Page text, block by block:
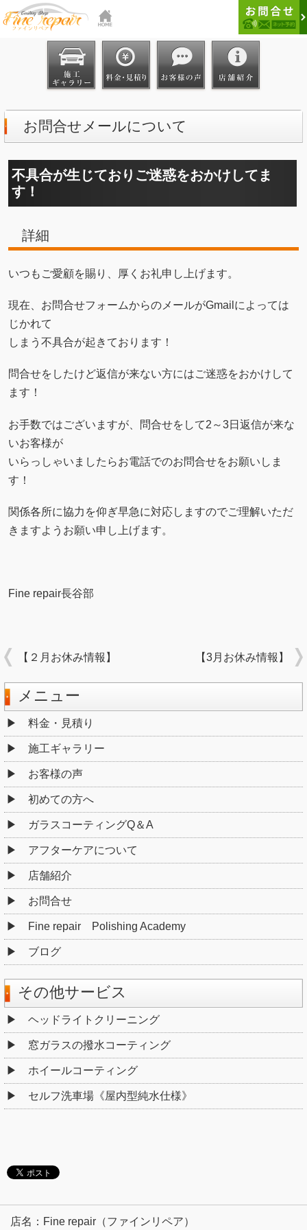
お問合せメールについて
不具合が生じておりご迷惑をおかけしてま
す！
詳細
いつもご愛顧を賜り、厚くお礼申し上げます。
現在、お問合せフォームからのメールがGmailによっては
じかれて
しまう不具合が起きております！
問合せをしたけど返信が来ない方にはご迷惑をおかけして
ます！
お手数ではございますが、問合せをして2～3日返信が来な
いお客様が
いらっしゃいましたらお電話でのお問合せをお願いしま
す！
関係各所に協力を仰ぎ早急に対応しますのでご理解いただ
きますようお願い申し上げます。
Fine repair長谷部
【２月お休み情報】 【3月お休み情報】
メニュー
料金・見積り
施工ギャラリー
お客様の声
初めての方へ
ガラスコーティングQ＆A
アフターケアについて
店舗紹介
お問合せ
Fine repair Polishing Academy
ブログ
その他サービス
ヘッドライトクリーニング
窓ガラスの撥水コーティング
ホイールコーティング
セルフ洗車場《屋内型純水仕様》
店名：Fine repair（ファインリペア）